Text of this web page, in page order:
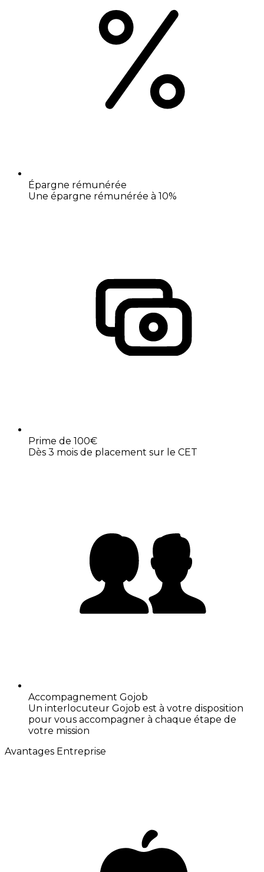
Épargne rémunérée
Une épargne rémunérée à 10%
Prime de 100€
Dès 3 mois de placement sur le CET
Accompagnement Gojob
Un interlocuteur Gojob est à votre disposition
pour vous accompagner à chaque étape de
votre mission
Avantages Entreprise